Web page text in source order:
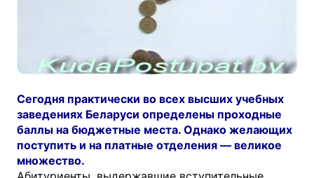
Сегодня практически во всех высших учебных
заведениях Беларуси определены проходные
баллы на бюджетные места. Однако желающих
поступить и на платные отделения — великое
множество.